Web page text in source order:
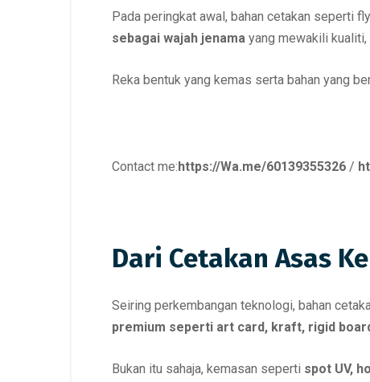
Pada peringkat awal, bahan cetakan seperti
sebagai wajah jenama yang mewakili
Reka bentuk yang kemas serta bahan yang
Contact me:https://Wa.me/60139355326 /
Dari Cetakan Asas
Seiring perkembangan teknologi, bahan
premium seperti art card, kraft, rigid
Bukan itu sahaja, kemasan seperti spot UV,